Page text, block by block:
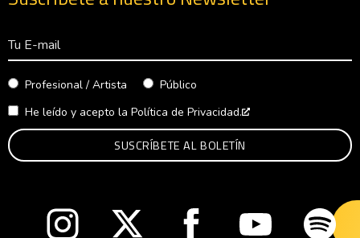
Correo Electrónico
Profesional / Artista
Público
He leído y acepto la Política de Privacidad.
Abre en nueva ventanaAbre en nueva ventanaAbre en nueva ventana
Abre en nueva